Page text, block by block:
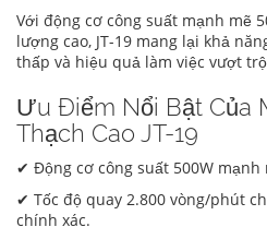
Với động cơ công suất mạnh mẽ
lượng cao, JT-19 mang lại khả
thấp và hiệu quả làm việc vượt
Ưu Điểm Nổi Bật Của
Thạch Cao JT-19
✔ Động cơ công suất 500W mạnh
✔ Tốc độ quay 2.800 vòng/phút
chính xác.